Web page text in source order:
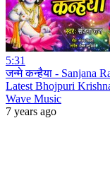
5:31
जन्मे कन्हैया - Sanjana
Latest Bhojpuri
Wave Music
7 years ago